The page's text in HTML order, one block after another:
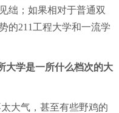
绌；如果相对于普通双
的211工程大学和一流学
大学是一所什么档次的大
大气，甚至有些野鸡的